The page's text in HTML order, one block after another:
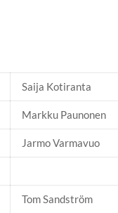
Saija Kotiranta
Markku Paunonen
Jarmo Varmavuo
Tom Sandström